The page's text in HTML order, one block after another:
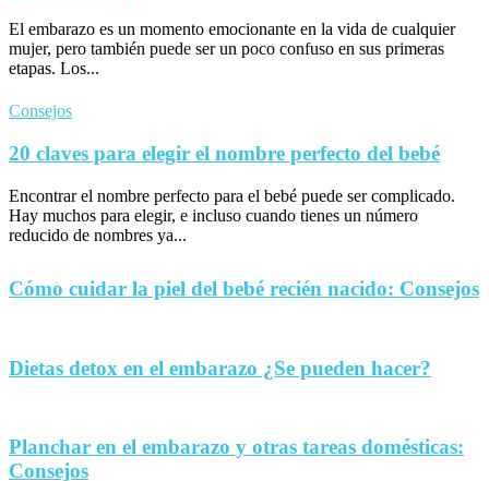
El embarazo es un momento emocionante en la vida de cualquier
mujer, pero también puede ser un poco confuso en sus primeras
etapas. Los...
Consejos
20 claves para elegir el nombre perfecto del bebé
Encontrar el nombre perfecto para el bebé puede ser complicado.
Hay muchos para elegir, e incluso cuando tienes un número
reducido de nombres ya...
Cómo cuidar la piel del bebé recién nacido: Consejos
Dietas detox en el embarazo ¿Se pueden hacer?
Planchar en el embarazo y otras tareas domésticas:
Consejos